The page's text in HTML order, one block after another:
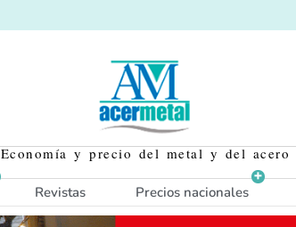
Economía y precio del metal y del acero
Revistas Precios nacionales